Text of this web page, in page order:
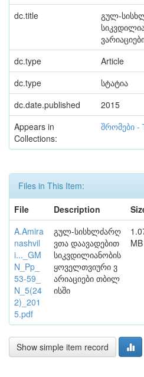
dc.title
გულ-
dc.type Article
dc.type
სტატია
dc.date.published
2015
Appears in
Collections:
შრომები -
Files in This Item:
File
Description
A.Amira
nashvil
i..._GM
N_Pp_
53-59_
N_5(24
2)_201
5.pdf
გულ-სისხლძარღ
ვთა დაავადებით
სიკვდილიანობის
ყოველთვიური ვ
არიაციები თბილ
ისში
MB
Show simple item record